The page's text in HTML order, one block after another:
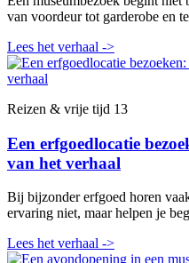
van voordeur tot garderobe en
Lees het verhaal ->
Reizen & vrije tijd 13
Een erfgoedlocatie
van het verhaal
Bij bijzonder erfgoed horen
ervaring niet, maar helpen je
Lees het verhaal ->